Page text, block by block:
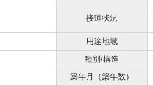
接道状況
用途地域
種別/構造
築年月（築年数）